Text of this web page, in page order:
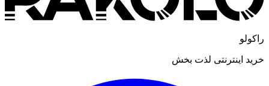
راکولو
خرید اینترنتی لذت بخش